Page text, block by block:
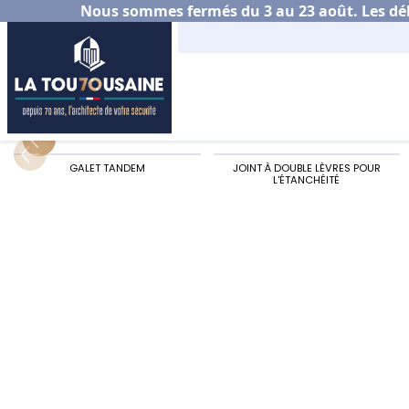
Nous sommes fermés du 3 au 23 août. Les
Accueil Habitat
GALET TANDEM
JOINT À DOUBLE LÈVRES POUR
L'ÉTANCHÉITÉ